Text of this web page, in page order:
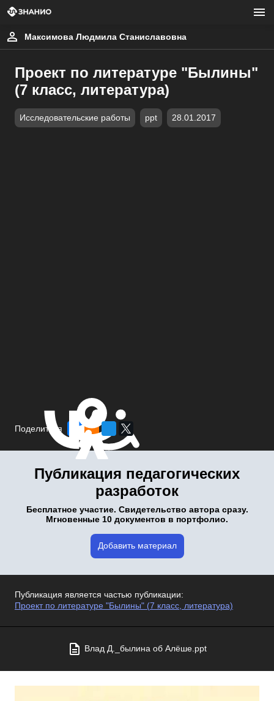
Максимова Людмила Станиславовна
Проект по литературе "Былины"
(7 класс, литература)
Исследовательские работы ppt 28.01.2017
Поделиться
Публикация педагогических
разработок
Бесплатное участие. Свидетельство автора сразу.
Мгновенные 10 документов в портфолио.
Добавить материал
Публикация является частью публикации:
Проект по литературе "Былины" (7 класс, литература)
Влад Д._былина об Алёше.ppt